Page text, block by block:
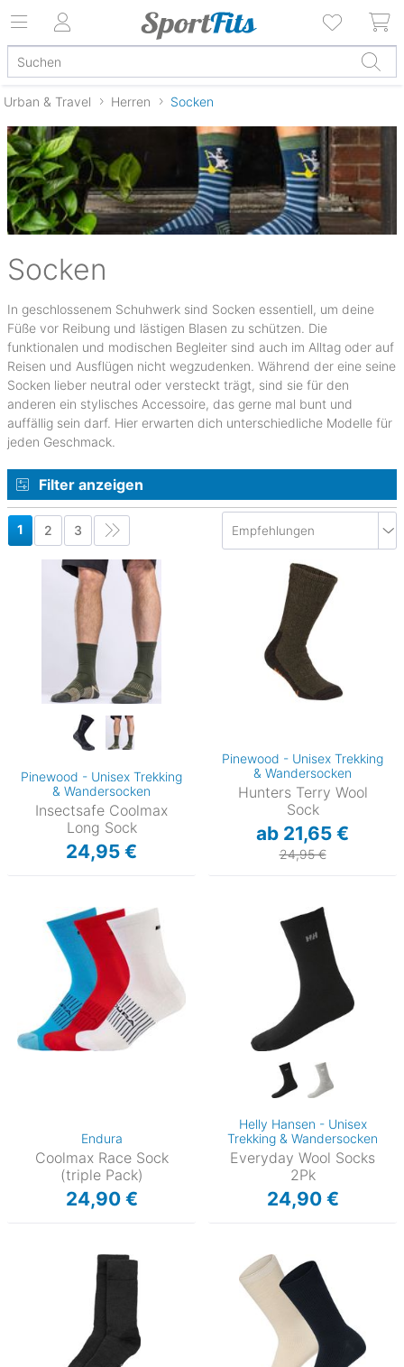
Urban & Travel Herren Socken
Socken
In geschlossenem Schuhwerk sind Socken essentiell, um deine
Füße vor Reibung und lästigen Blasen zu schützen. Die
funktionalen und modischen Begleiter sind auch im Alltag oder auf
Reisen und Ausflügen nicht wegzudenken. Während der eine seine
Socken lieber neutral oder versteckt trägt, sind sie für den
anderen ein stylisches Accessoire, das gerne mal bunt und
auffällig sein darf. Hier erwarten dich unterschiedliche Modelle für
jeden Geschmack.
Filter anzeigen
(2)
1 2 3
Pinewood - Unisex Trekking
& Wandersocken
Insectsafe Coolmax
Long Sock
24,95 €
Pinewood - Unisex Trekking
& Wandersocken
Hunters Terry Wool
Sock
ab 21,65 €
24,95 €
Endura
Coolmax Race Sock
(triple Pack)
24,90 €
Helly Hansen - Unisex
Trekking & Wandersocken
Everyday Wool Socks
2Pk
24,90 €